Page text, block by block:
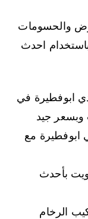
والحسومات
احدث
ابوفطيرة في
وبسعر جيد
ابوفطيرة مع
بأحدث
الرخام